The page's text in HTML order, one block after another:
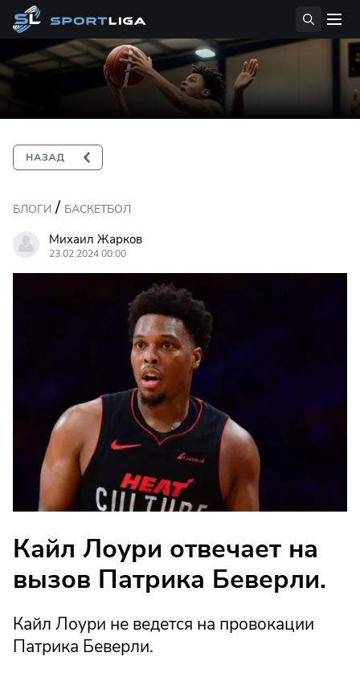
БЛОГИ / БАСКЕТБОЛ
Михаил Жарков
23.02.2024 00:00
Кайл Лоури отвечает на
вызов Патрика Беверли.
Кайл Лоури не ведется на провокации
Патрика Беверли.